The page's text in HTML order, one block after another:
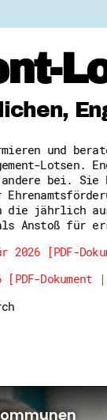
und
Lotsen.
bei. Sie
die jährlich
Anstoß für
2026 [PDF-
Dokument